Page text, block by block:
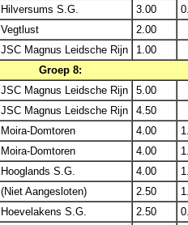
Hilversums S.G. 3.00
Vegtlust
2.00
JSC Magnus Leidsche Rijn
1.00
Groep 8:
JSC Magnus Leidsche Rijn
5.00
JSC Magnus Leidsche Rijn
4.50
Moira-Domtoren 4.00
Moira-Domtoren 4.00
Hooglands S.G. 4.00
(Niet Aangesloten) 2.50
Hoevelakens S.G. 2.50